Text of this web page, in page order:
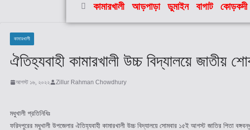
কামারখালী আড়পাড়া ডুমাইন বাগাট কোড়কদী
কামারখালী
ঐতিহ্যবাহী কামারখালী উচ্চ বিদ্যালয়ে জাতীয়
আগস্ট ১৬, ২০২২ Zillur Rahman Chowdhury
মধুখালী প্রতিনিধিঃ
ফরিদপুরের মধুখালী উপজেলার ঐতিহ্যবাহী কামারখালী উচ্চ বিদ্যালয়ে সোমবার ১৫ই আগস্ট জাতির পিতা